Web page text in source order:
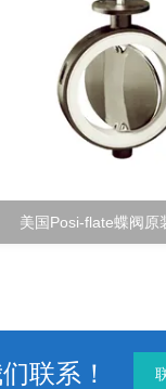
美国Posi-flate蝶阀原
联系！